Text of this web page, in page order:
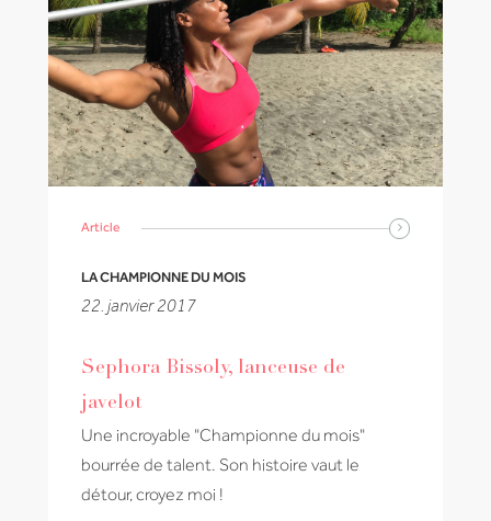
Article
LA CHAMPIONNE DU MOIS
22. janvier 2017
Sephora Bissoly, lanceuse de
javelot
Une incroyable "Championne du mois"
bourrée de talent. Son histoire vaut le
détour, croyez moi !